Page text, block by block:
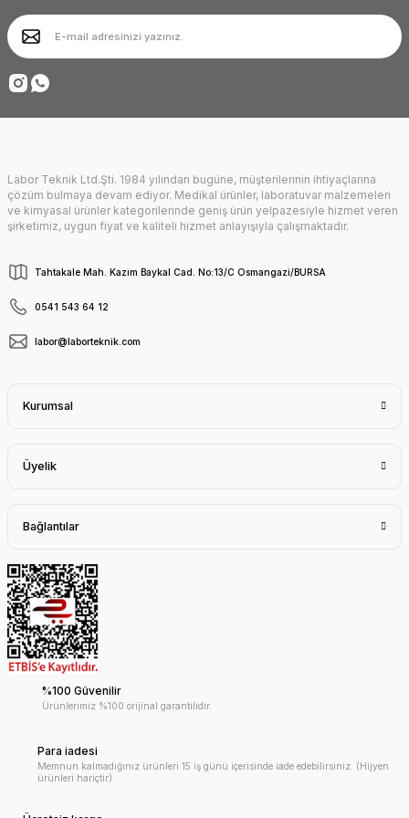
Ürün fiyatı diğer sitelerden daha pahalı.
Bu ürüne benzer farklı alternatifler olmalı.
Gönder
Deneyimini Paylaş
Labor Teknik Ltd.Şti. 1984 yılından bugüne, müşterilerinin ihtiyaçlarına
çözüm bulmaya devam ediyor. Medikal ürünler, laboratuvar malzemeleri
ve kimyasal ürünler kategorilerinde geniş ürün yelpazesiyle hizmet veren
şirketimiz, uygun fiyat ve kaliteli hizmet anlayışıyla çalışmaktadır.
Tahtakale Mah. Kazım Baykal Cad. No:13/C Osmangazi/BURSA
0541 543 64 12
labor@laborteknik.com
Kurumsal
Üyelik
Bağlantılar
%100 Güvenilir
Ürünlerimiz %100 orijinal garantilidir.
Para iadesi
Memnun kalmadığınız ürünleri 15 iş günü içerisinde iade edebilirsiniz. (Hijyen
ürünleri hariçtir)